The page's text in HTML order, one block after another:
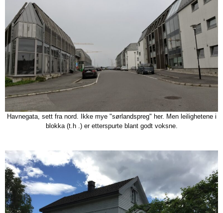
Havnegata, sett fra nord. Ikke mye "sørlandspreg" her. Men leilighetene i
blokka (t.h .) er etterspurte blant godt voksne.